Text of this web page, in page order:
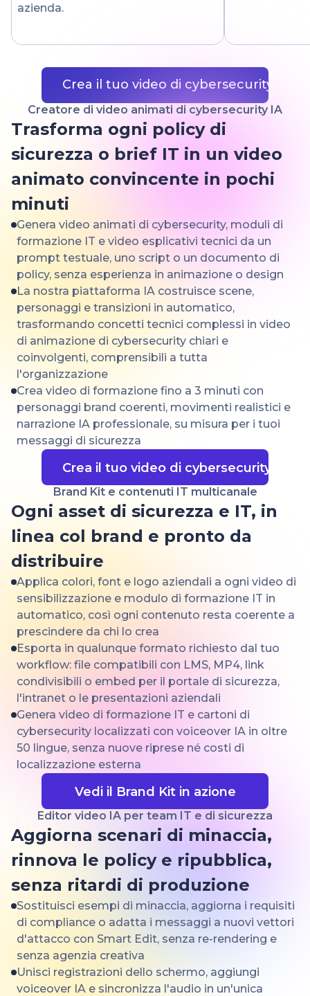
azienda.
Crea il tuo video di cybersecurity
Creatore di video animati di cybersecurity IA
Trasforma ogni policy di
sicurezza o brief IT in un video
animato convincente in pochi
minuti
Genera video animati di cybersecurity, moduli di
formazione IT e video esplicativi tecnici da un
prompt testuale, uno script o un documento di
policy, senza esperienza in animazione o design
La nostra piattaforma IA costruisce scene,
personaggi e transizioni in automatico,
trasformando concetti tecnici complessi in video
di animazione di cybersecurity chiari e
coinvolgenti, comprensibili a tutta
l'organizzazione
Crea video di formazione fino a 3 minuti con
personaggi brand coerenti, movimenti realistici e
narrazione IA professionale, su misura per i tuoi
messaggi di sicurezza
Crea il tuo video di cybersecurity
Brand Kit e contenuti IT multicanale
Ogni asset di sicurezza e IT, in
linea col brand e pronto da
distribuire
Applica colori, font e logo aziendali a ogni video di
sensibilizzazione e modulo di formazione IT in
automatico, così ogni contenuto resta coerente a
prescindere da chi lo crea
Esporta in qualunque formato richiesto dal tuo
workflow: file compatibili con LMS, MP4, link
condivisibili o embed per il portale di sicurezza,
l'intranet o le presentazioni aziendali
Genera video di formazione IT e cartoni di
cybersecurity localizzati con voiceover IA in oltre
50 lingue, senza nuove riprese né costi di
localizzazione esterna
Vedi il Brand Kit in azione
Editor video IA per team IT e di sicurezza
Aggiorna scenari di minaccia,
rinnova le policy e ripubblica,
senza ritardi di produzione
Sostituisci esempi di minaccia, aggiorna i requisiti
di compliance o adatta i messaggi a nuovi vettori
d'attacco con Smart Edit, senza re-rendering e
senza agenzia creativa
Unisci registrazioni dello schermo, aggiungi
voiceover IA e sincronizza l'audio in un'unica